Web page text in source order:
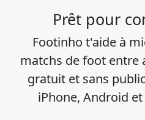
Prêt pour
Footinho t'aide à
matchs de foot entre
gratuit et sans
iPhone, Android